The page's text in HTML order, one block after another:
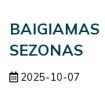
SEZONAS
2025-10-07